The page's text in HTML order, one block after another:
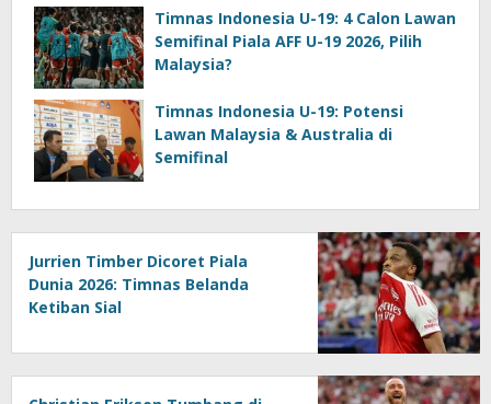
Timnas Indonesia U-19: 4 Calon Lawan
Semifinal Piala AFF U-19 2026, Pilih
Malaysia?
Timnas Indonesia U-19: Potensi
Lawan Malaysia & Australia di
Semifinal
Jurrien Timber Dicoret Piala
Dunia 2026: Timnas Belanda
Ketiban Sial